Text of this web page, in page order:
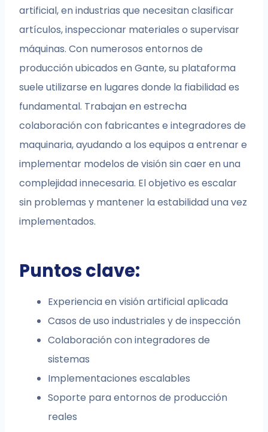
artificial, en industrias que necesitan clasificar
artículos, inspeccionar materiales o supervisar
máquinas. Con numerosos entornos de
producción ubicados en Gante, su plataforma
suele utilizarse en lugares donde la fiabilidad es
fundamental. Trabajan en estrecha
colaboración con fabricantes e integradores de
maquinaria, ayudando a los equipos a entrenar e
implementar modelos de visión sin caer en una
complejidad innecesaria. El objetivo es escalar
sin problemas y mantener la estabilidad una vez
implementados.
Puntos clave:
Experiencia en visión artificial aplicada
Casos de uso industriales y de inspección
Colaboración con integradores de
sistemas
Implementaciones escalables
Soporte para entornos de producción
reales